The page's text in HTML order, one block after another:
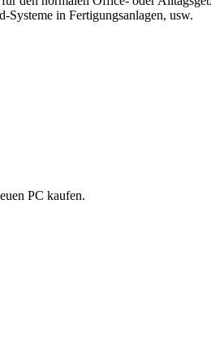
Systeme in Fertigungsanlagen, usw.
PC kaufen.